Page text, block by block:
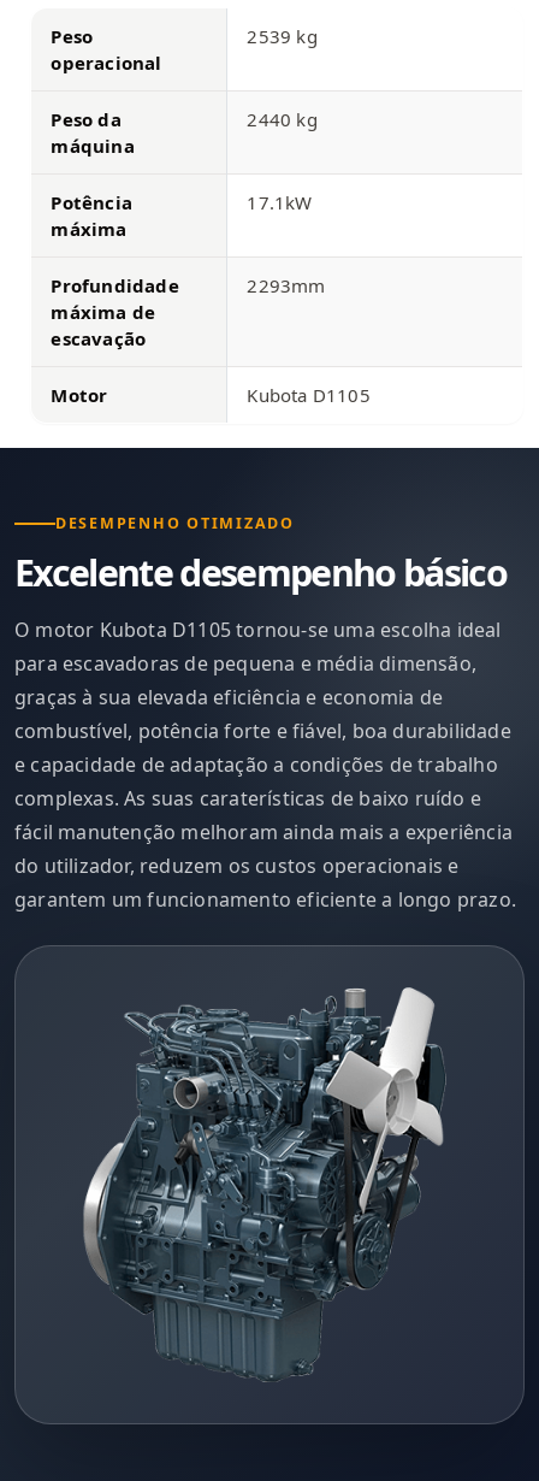
Peso
operacional
2539 kg
Peso da
máquina
2440 kg
Potência
máxima
17.1kW
Profundidade
máxima de
escavação
2293mm
Motor Kubota D1105
DESEMPENHO OTIMIZADO
Excelente desempenho básico
O motor Kubota D1105 tornou-se uma escolha ideal
para escavadoras de pequena e média dimensão,
graças à sua elevada eficiência e economia de
combustível, potência forte e fiável, boa durabilidade
e capacidade de adaptação a condições de trabalho
complexas. As suas caraterísticas de baixo ruído e
fácil manutenção melhoram ainda mais a experiência
do utilizador, reduzem os custos operacionais e
garantem um funcionamento eficiente a longo prazo.